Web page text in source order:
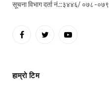
सूचना विभाग दर्ता नं.::३४४६/ ०७८ -०७९
FacebookTwitterYouTube
हाम्रो टिम